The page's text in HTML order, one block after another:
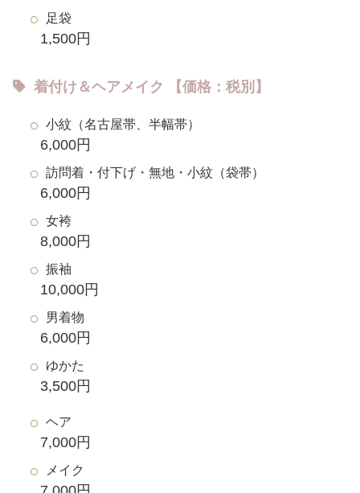
足袋
1,500円
着付け＆ヘアメイク 【価格：税別】
小紋（名古屋帯、半幅帯）
6,000円
訪問着・付下げ・無地・小紋（袋帯）
6,000円
女袴
8,000円
振袖
10,000円
男着物
6,000円
ゆかた
3,500円
ヘア
7,000円
メイク